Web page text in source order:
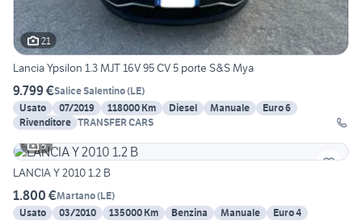
21
Lancia Ypsilon 1.3 MJT 16V 95 CV 5 porte S&S Mya
9.799 €Salice Salentino(LE)
Usato
07/2019 118000 Km Diesel Manuale
Euro 6
Rivenditore TRANSFER CARS
5
LANCIA Y 2010 1.2 B
1.800 €Martano(LE)
Usato
03/2010 135000 Km Benzina Manuale Euro 4